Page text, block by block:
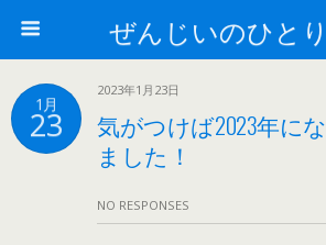
ぜんじいのひと
1月
23
2023年1月23日
気がつけば2023年に
ました！
NO RESPONSES